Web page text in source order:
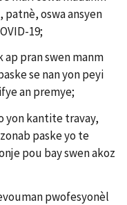
patnè, oswa ansyen
19;
pran swen manm
se nan yon peyi
an premye;
yon kantite travay,
paske yo te
pou bay swen akoz
pwofesyonèl